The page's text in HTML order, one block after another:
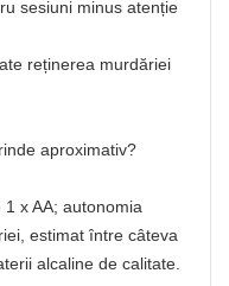
sesiuni minus atenție
reținerea murdăriei
aproximativ?
x AA; autonomia
estimat între câteva
alcaline de calitate.